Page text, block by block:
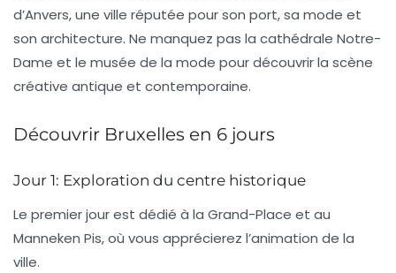
d’Anvers, une ville réputée pour son port, sa mode et
son architecture. Ne manquez pas la cathédrale Notre-
Dame et le musée de la mode pour découvrir la scène
créative antique et contemporaine.
Découvrir Bruxelles en 6 jours
Jour 1: Exploration du centre historique
Le premier jour est dédié à la Grand-Place et au
Manneken Pis, où vous apprécierez l’animation de la
ville.